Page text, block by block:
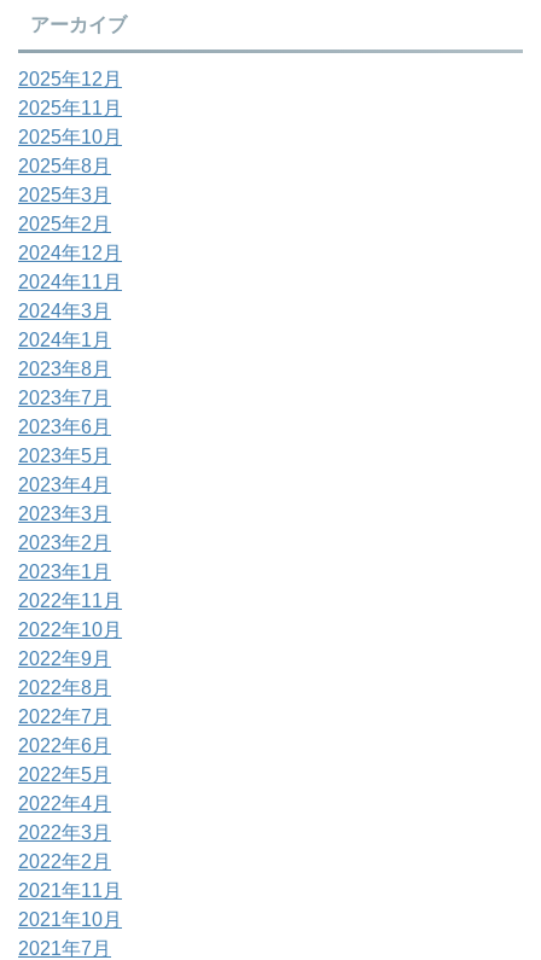
アーカイブ
2025年12月
2025年11月
2025年10月
2025年8月
2025年3月
2025年2月
2024年12月
2024年11月
2024年3月
2024年1月
2023年8月
2023年7月
2023年6月
2023年5月
2023年4月
2023年3月
2023年2月
2023年1月
2022年11月
2022年10月
2022年9月
2022年8月
2022年7月
2022年6月
2022年5月
2022年4月
2022年3月
2022年2月
2021年11月
2021年10月
2021年7月